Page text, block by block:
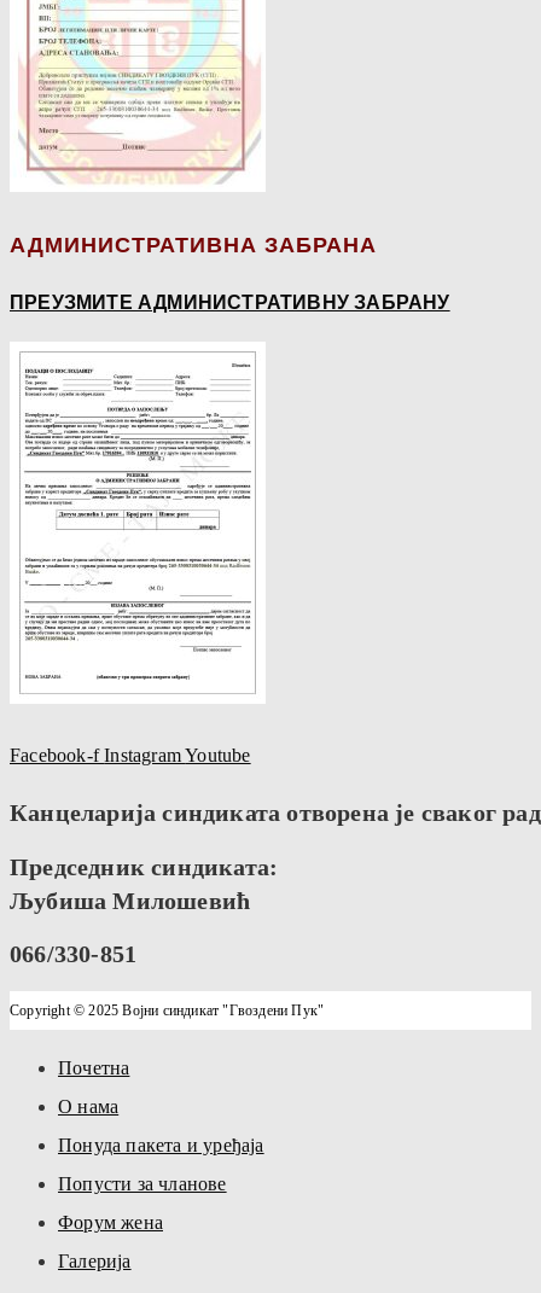
АДМИНИСТРАТИВНА ЗАБРАНА
ПРЕУЗМИТЕ АДМИНИСТРАТИВНУ ЗАБРАНУ
Facebook-f InstagramYoutube
Канцеларија синдиката отворена је сваког
Председник синдиката:
Љубиша Милошевић
066/330-851
Copyright © 2025 Војни синдикат "Гвоздени Пук"
Почетна
О нама
Понуда пакета и уређаја
Попусти за чланове
Форум жена
Галерија